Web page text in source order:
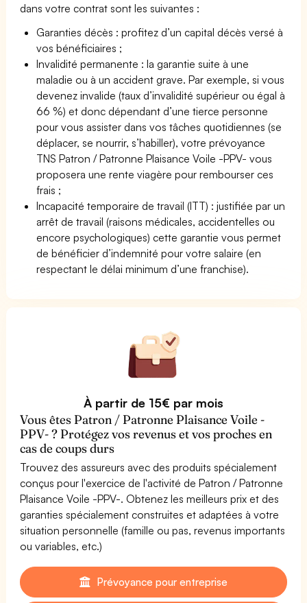
dans votre contrat sont les suivantes :
Garanties décès : profitez d’un capital décès versé à
vos bénéficiaires ;
Invalidité permanente : la garantie suite à une
maladie ou à un accident grave. Par exemple, si vous
devenez invalide (taux d’invalidité supérieur ou égal à
66 %) et donc dépendant d’une tierce personne
pour vous assister dans vos tâches quotidiennes (se
déplacer, se nourrir, s’habiller), votre prévoyance
TNS Patron / Patronne Plaisance Voile -PPV- vous
proposera une rente viagère pour rembourser ces
frais ;
Incapacité temporaire de travail (ITT) : justifiée par un
arrêt de travail (raisons médicales, accidentelles ou
encore psychologiques) cette garantie vous permet
de bénéficier d’indemnité pour votre salaire (en
respectant le délai minimum d’une franchise).
À partir de 15€ par mois
Vous êtes Patron / Patronne Plaisance Voile -
PPV- ? Protégez vos revenus et vos proches en
cas de coups durs
Trouvez des assureurs avec des produits spécialement
conçus pour l'exercice de l'activité de Patron / Patronne
Plaisance Voile -PPV-. Obtenez les meilleurs prix et des
garanties spécialement construites et adaptées à votre
situation personnelle (famille ou pas, revenus importants
ou variables, etc.)
Prévoyance pour entreprise